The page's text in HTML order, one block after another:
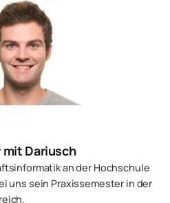
Dariusch
an der Hochschule
uns sein Praxissemester in der